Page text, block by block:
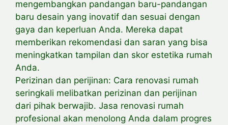
mengembangkan pandangan baru-pandangan
baru desain yang inovatif dan sesuai dengan
gaya dan keperluan Anda. Mereka dapat
memberikan rekomendasi dan saran yang bisa
meningkatkan tampilan dan skor estetika rumah
Anda.
Perizinan dan perijinan: Cara renovasi rumah
seringkali melibatkan perizinan dan perijinan
dari pihak berwajib. Jasa renovasi rumah
profesional akan menolong Anda dalam progres